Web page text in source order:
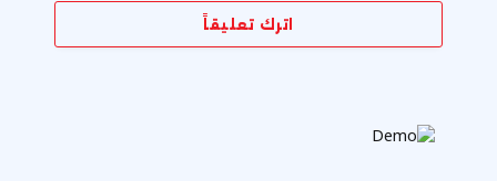
اترك تعليقاً